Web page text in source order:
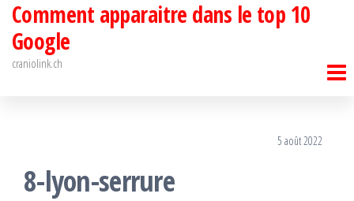
Passer
contenu
Comment apparaitre dans le top 10
Google
craniolink.ch
5 août 2022
8-lyon-serrure